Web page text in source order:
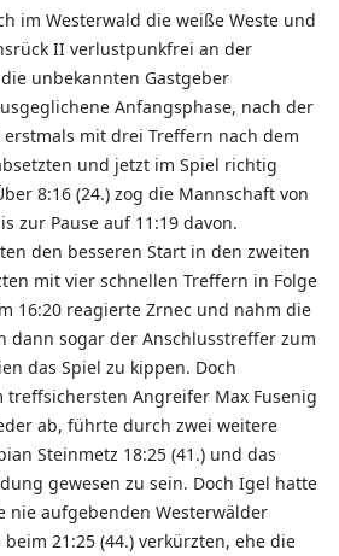
im Westerwald die weiße Weste und
II verlustpunkfrei an der
unbekannten Gastgeber
Anfangsphase, nach der
mit drei Treffern nach dem
und jetzt im Spiel richtig
8:16 (24.) zog die Mannschaft von
zur Pause auf 11:19 davon.
den besseren Start in den zweiten
mit vier schnellen Treffern in Folge
16:20 reagierte Zrnec und nahm die
dann sogar der Anschlusstreffer zum
das Spiel zu kippen. Doch
Angreifer Max Fusenig
ab, führte durch zwei weitere
Steinmetz 18:25 (41.) und das
gewesen zu sein. Doch Igel hatte
nie aufgebenden Westerwälder
21:25 (44.) verkürzten, ehe die